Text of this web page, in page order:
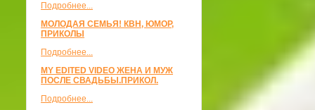
Подробнее...
МОЛОДАЯ СЕМЬЯ! КВН, ЮМОР,
ПРИКОЛЫ
Подробнее...
MY EDITED VIDEO ЖЕНА И МУЖ
ПОСЛЕ СВАДЬБЫ.ПРИКОЛ.
Подробнее...